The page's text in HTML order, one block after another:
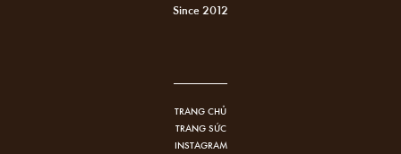
Since 2012
TRANG CHỦ
TRANG SỨC
INSTAGRAM